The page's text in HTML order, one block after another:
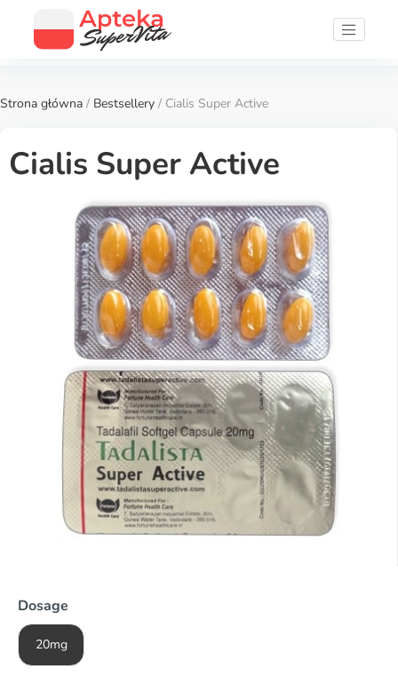
Strona główna / Bestsellery / Cialis Super Active
Cialis Super Active
Dosage
20mg